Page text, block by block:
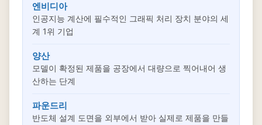
엔비디아
인공지능 계산에 필수적인 그래픽 처리 장치 분야의 세
계 1위 기업
양산
모델이 확정된 제품을 공장에서 대량으로 찍어내어 생
산하는 단계
파운드리
반도체 설계 도면을 외부에서 받아 실제로 제품을 만들